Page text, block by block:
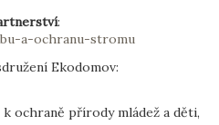
:
a-ochranu-stromu
Ekodomov:
ochraně přírody mládež a děti,